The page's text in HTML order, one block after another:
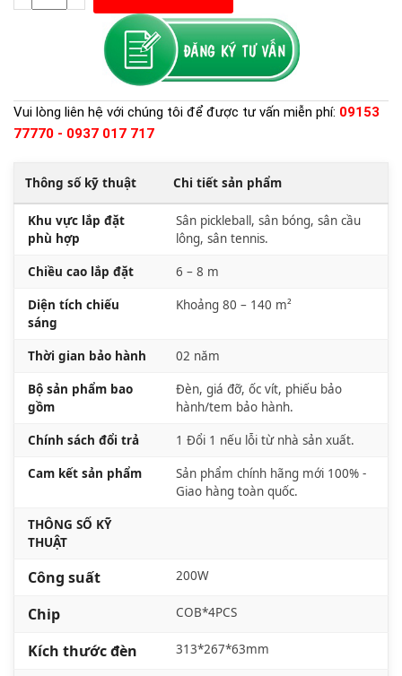
Vui lòng liên hệ với chúng tôi để được tư vấn miễn phí: 09153
77770 - 0937 017 717
Thông số kỹ thuật Chi tiết sản phẩm
Khu vực lắp đặt
phù hợp
Sân pickleball, sân bóng, sân cầu
lông, sân tennis.
Chiều cao lắp đặt 6 – 8 m
Diện tích chiếu
sáng
Khoảng 80 – 140 m²
Thời gian bảo hành 02 năm
Bộ sản phẩm bao
gồm
Đèn, giá đỡ, ốc vít, phiếu bảo
hành/tem bảo hành.
Chính sách đổi trả 1 Đổi 1 nếu lỗi từ nhà sản xuất.
Cam kết sản phẩm
Sản phẩm chính hãng mới 100% -
Giao hàng toàn quốc.
THÔNG SỐ KỸ
THUẬT
Công suất 200W
Chip COB*4PCS
Kích thước đèn 313*267*63mm